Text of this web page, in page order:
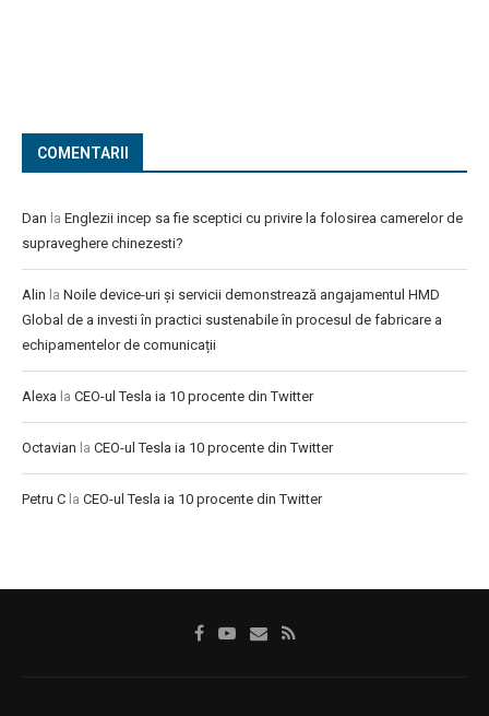
COMENTARII
Dan la Englezii incep sa fie sceptici cu privire la folosirea camerelor de
supraveghere chinezesti?
Alin la Noile device-uri și servicii demonstrează angajamentul HMD
Global de a investi în practici sustenabile în procesul de fabricare a
echipamentelor de comunicații
Alexa la CEO-ul Tesla ia 10 procente din Twitter
Octavian la CEO-ul Tesla ia 10 procente din Twitter
Petru C la CEO-ul Tesla ia 10 procente din Twitter